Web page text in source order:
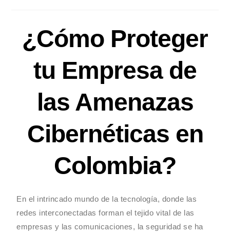
¿Cómo Proteger
tu Empresa de
las Amenazas
Cibernéticas en
Colombia?
En el intrincado mundo de la tecnología, donde las
redes interconectadas forman el tejido vital de las
empresas y las comunicaciones, la seguridad se ha